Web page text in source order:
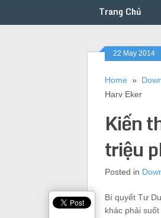
Trang Chủ
22 May 2014
Home »
Harv Eker
Kiến
triệu
Posted in
Bí quyết Tư
khác phải